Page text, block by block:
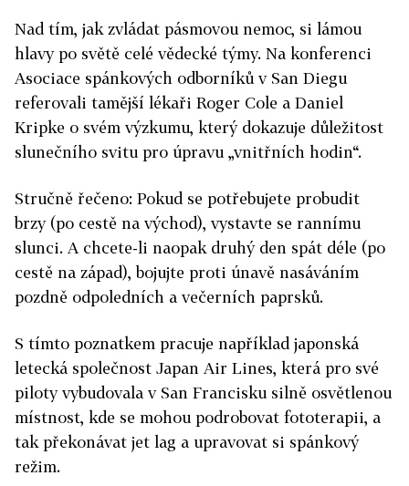
Nad tím, jak zvládat pásmovou nemoc, si lámou
hlavy po světě celé vědecké týmy. Na konferenci
Asociace spánkových odborníků v San Diegu
referovali tamější lékaři Roger Cole a Daniel
Kripke o svém výzkumu, který dokazuje důležitost
slunečního svitu pro úpravu „vnitřních hodin“.
Stručně řečeno: Pokud se potřebujete probudit
brzy (po cestě na východ), vystavte se rannímu
slunci. A chcete-li naopak druhý den spát déle (po
cestě na západ), bojujte proti únavě nasáváním
pozdně odpoledních a večerních paprsků.
S tímto poznatkem pracuje například japonská
letecká společnost Japan Air Lines, která pro své
piloty vybudovala v San Francisku silně osvětlenou
místnost, kde se mohou podrobovat fototerapii, a
tak překonávat jet lag a upravovat si spánkový
režim.